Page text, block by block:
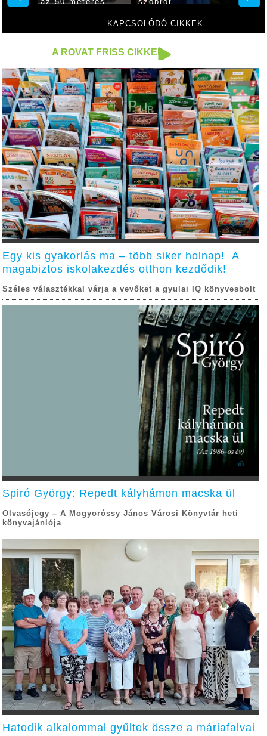
KAPCSOLÓDÓ CIKKEK
az 50 méteres
szobrot
A ROVAT FRISS CIKKEI
Egy kis gyakorlás ma – több siker holnap! A
magabiztos iskolakezdés otthon kezdődik!
Széles választékkal várja a vevőket a gyulai IQ könyvesbolt
Spiró György: Repedt kályhámon macska ül
Olvasójegy – A Mogyoróssy János Városi Könyvtár heti
könyvajánlója
Hatodik alkalommal gyűltek össze a máriafalvai